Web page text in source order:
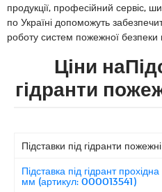
продукції, професійний сервіс,
по Україні допоможуть
роботу систем пожежної безпеки
Ціни
гідранти
Підставки під гідранти пожежні
Підставка під гідрант
мм (артикул: 000013541)